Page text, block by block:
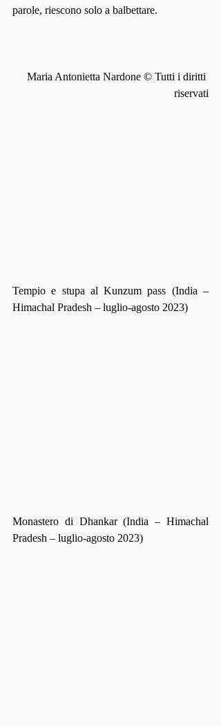
parole, riescono solo a balbettare.
Maria Antonietta Nardone © Tutti i diritti
riservati
Tempio e stupa al Kunzum pass (India –
Himachal Pradesh – luglio-agosto 2023)
Monastero di Dhankar (India – Himachal
Pradesh – luglio-agosto 2023)